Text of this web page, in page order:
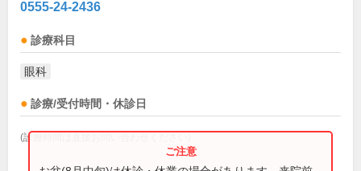
0555-24-2436
診療科目
眼科
診療/受付時間・休診日
(診療時間は直接お問い合わせください)